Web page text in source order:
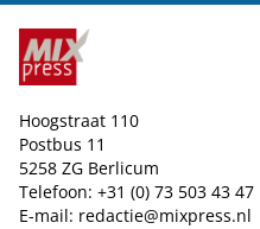
Hoogstraat 110
Postbus 11
5258 ZG Berlicum
Telefoon: +31 (0) 73 503 43 47
E-mail: redactie@mixpress.nl